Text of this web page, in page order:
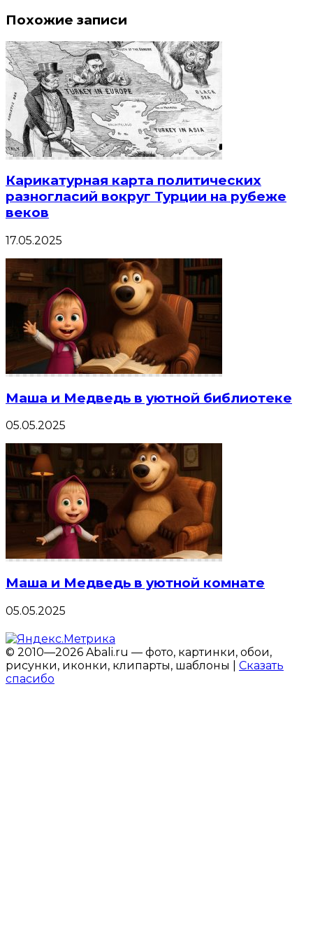
Похожие записи
Карикатурная карта политических
разногласий вокруг Турции на рубеже
веков
17.05.2025
Маша и Медведь в уютной библиотеке
05.05.2025
Маша и Медведь в уютной комнате
05.05.2025
© 2010—2026 Abali.ru — фото, картинки, обои,
рисунки, иконки, клипарты, шаблоны | Сказать
спасибо